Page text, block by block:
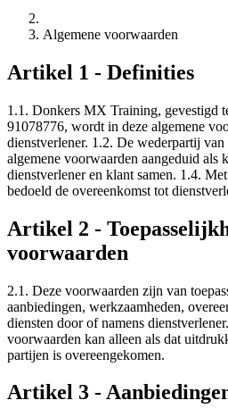
Algemene voorwaarden
Artikel 1 - Definities
1.1. Donkers MX Training, gevestigd
91078776, wordt in deze algemene
dienstverlener. 1.2. De wederpartij
algemene voorwaarden aangeduid als
dienstverlener en klant samen. 1.4.
bedoeld de overeenkomst tot
Artikel 2 -
voorwaarden
2.1. Deze voorwaarden zijn van
aanbiedingen, werkzaamheden,
diensten door of namens
voorwaarden kan alleen als dat
partijen is overeengekomen.
Artikel 3 -